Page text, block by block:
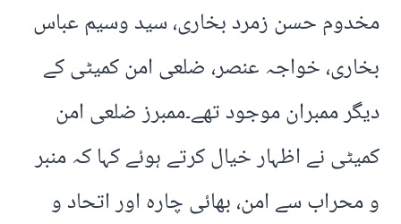
مخدوم حسن زمرد بخاری، سید وسیم عباس
بخاری، خواجہ عنصر، ضلعی امن کمیٹی کے
دیگر ممبران موجود تھے۔ممبرز ضلعی امن
کمیٹی نے اظہار خیال کرتے ہوئے کہا کہ منبر
و محراب سے امن، بھائی چارہ اور اتحاد و